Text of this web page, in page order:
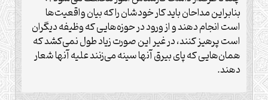
بنابراین مداحان باید کار خودشان را که بیان واقعیت‌ها
است انجام دهند و از ورود در حوزه‌هایی که وظیفه دیگران
است پرهیز کنند، در غیر این صورت زیاد طول نمی‌کشد که
همان‌هایی که پای بیرق آنها سینه می‌زنند علیه آنها شعار
دهند.